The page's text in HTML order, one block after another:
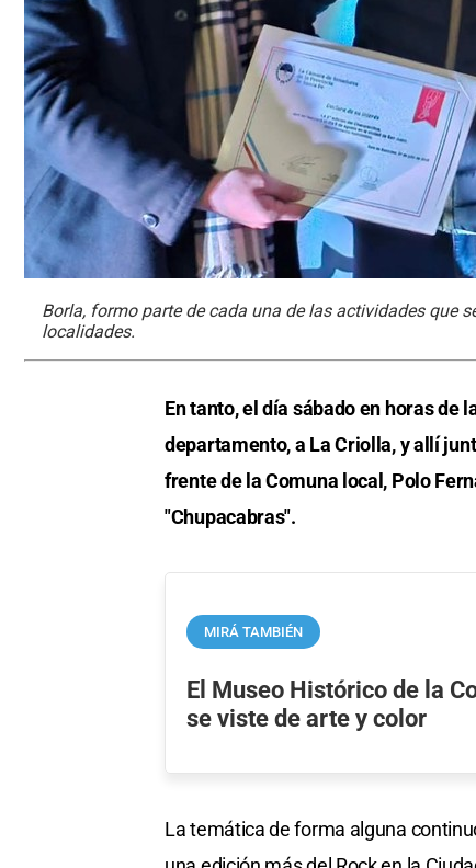
Borla, formo parte de cada una de las actividades que
localidades.
En tanto, el día sábado en horas de
departamento, a La Criolla, y allí
frente de la Comuna local, Polo
"Chupacabras".
MIRÁ TAMBIÉN
El Museo Histórico de la
se viste de arte y color
La temática de forma alguna